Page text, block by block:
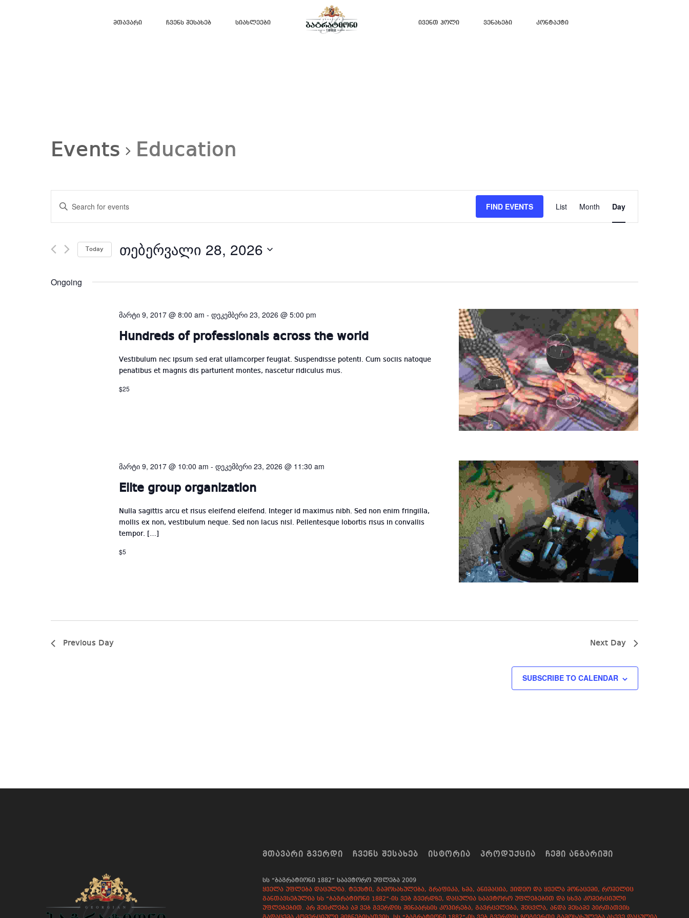
Მთავარი Ჩვენს Შესახებ Სიახლეები Ივენთ Ჰოლი Ვენახები Კონტაქტი
Events Education
Events
and
Views
Enter
for
Keyword.
FIND EVENTS
Views
List Month Day
Today ᲗᲔᲑᲔᲠᲕᲐᲚᲘ 28, 2026
Ongoing
მარტი 9, 2017 @ 8:00 am - დეკემბერი 23, 2026 @ 5:00 pm
Hundreds of professionals across the world
Vestibulum nec ipsum sed erat ullamcorper feugiat. Suspendisse potenti. Cum sociis natoque
penatibus et magnis dis parturient montes, nascetur ridiculus mus.
$25
მარტი 9, 2017 @ 10:00 am - დეკემბერი 23, 2026 @ 11:30 am
Elite group organization
Nulla sagittis arcu et risus eleifend eleifend. Integer id maximus nibh. Sed non enim fringilla,
mollis ex non, vestibulum neque. Sed non lacus nisl. Pellentesque lobortis risus in convallis
tempor. […]
$5
Previous Day Next Day
SUBSCRIBE TO CALENDAR
ᲛᲗᲐᲕᲐᲠᲘ ᲒᲕᲔᲠᲓᲘ ᲩᲕᲔᲜᲡ ᲨᲔᲡᲐᲮᲔᲑ ᲘᲡᲢᲝᲠᲘᲐ ᲞᲠᲝᲓᲣᲥᲪᲘᲐ ᲩᲔᲛᲘ ᲐᲜᲒᲐᲠᲘᲨᲘ
სს “ბაგრატიონი 1882” საავტორო უფლება 2009
ყველა უფლება დაცულია. ტექსტი, გამოსახულება, გრაფიკა, ხმა, ანიმაცია, ვიდეო და ყველა მონაცემი, რომელიც
განთავსებულია სს “ბაგრატიონი 1882”-ის ვებ გვერდზე, დაცულია საავტორო უფლებებით და სხვა კომერციული
უფლებებით. არ შეიძლება ამ ვებ გვერდის შინაარსის კოპირება, გავრცელება, შეცვლა, ანდა მესამე პირთათვის